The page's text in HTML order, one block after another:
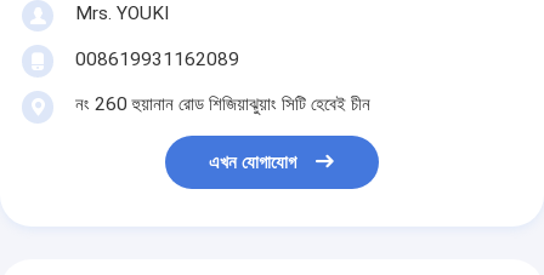
Mrs. YOUKI
008619931162089
নং 260 হুয়ানান রোড শিজিয়াঝুয়াং সিটি হেবেই চীন
এখন যোগাযোগ